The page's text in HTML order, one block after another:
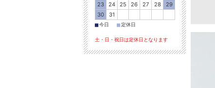
23
24 25 26 27 28
29
30
31
■今日 ■定休日
土・日・祝日は定休日となります